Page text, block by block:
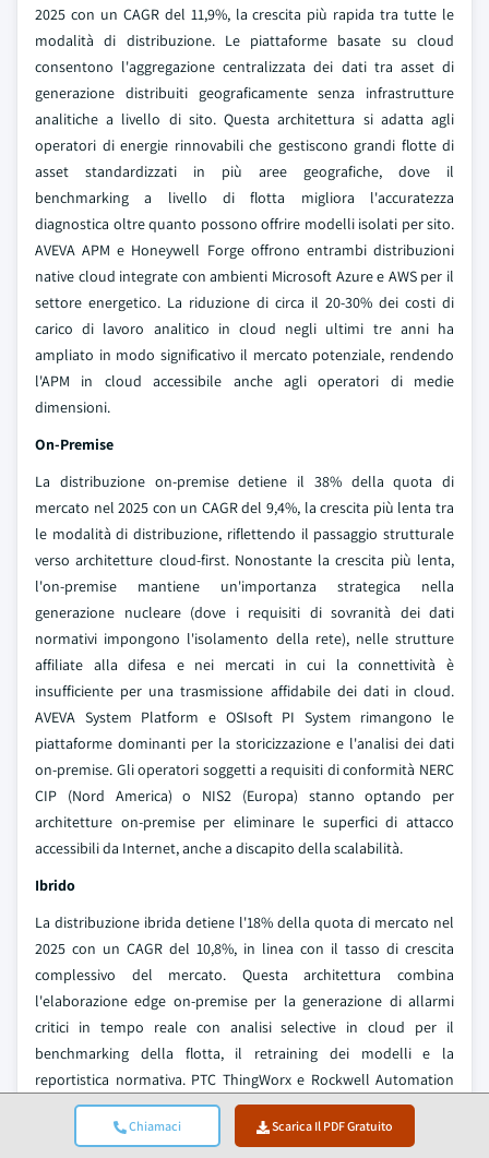
Chiamaci Scarica Il PDF Gratuito
2025 con un CAGR del 11,9%, la crescita più rapida tra tutte le
modalità di distribuzione. Le piattaforme basate su cloud
consentono l'aggregazione centralizzata dei dati tra asset di
generazione distribuiti geograficamente senza infrastrutture
analitiche a livello di sito. Questa architettura si adatta agli
operatori di energie rinnovabili che gestiscono grandi flotte di
asset standardizzati in più aree geografiche, dove il
benchmarking a livello di flotta migliora l'accuratezza
diagnostica oltre quanto possono offrire modelli isolati per sito.
AVEVA APM e Honeywell Forge offrono entrambi distribuzioni
native cloud integrate con ambienti Microsoft Azure e AWS per il
settore energetico. La riduzione di circa il 20-30% dei costi di
carico di lavoro analitico in cloud negli ultimi tre anni ha
ampliato in modo significativo il mercato potenziale, rendendo
l'APM in cloud accessibile anche agli operatori di medie
dimensioni.
On-Premise
La distribuzione on-premise detiene il 38% della quota di
mercato nel 2025 con un CAGR del 9,4%, la crescita più lenta tra
le modalità di distribuzione, riflettendo il passaggio strutturale
verso architetture cloud-first. Nonostante la crescita più lenta,
l'on-premise mantiene un'importanza strategica nella
generazione nucleare (dove i requisiti di sovranità dei dati
normativi impongono l'isolamento della rete), nelle strutture
affiliate alla difesa e nei mercati in cui la connettività è
insufficiente per una trasmissione affidabile dei dati in cloud.
AVEVA System Platform e OSIsoft PI System rimangono le
piattaforme dominanti per la storicizzazione e l'analisi dei dati
on-premise. Gli operatori soggetti a requisiti di conformità NERC
CIP (Nord America) o NIS2 (Europa) stanno optando per
architetture on-premise per eliminare le superfici di attacco
accessibili da Internet, anche a discapito della scalabilità.
Ibrido
La distribuzione ibrida detiene l'18% della quota di mercato nel
2025 con un CAGR del 10,8%, in linea con il tasso di crescita
complessivo del mercato. Questa architettura combina
l'elaborazione edge on-premise per la generazione di allarmi
critici in tempo reale con analisi selective in cloud per il
benchmarking della flotta, il retraining dei modelli e la
reportistica normativa. PTC ThingWorx e Rockwell Automation
FactoryTalk Analytics sono tra le architetture ibride più diffuse
negli ambienti industriali di generazione di energia. Il modello